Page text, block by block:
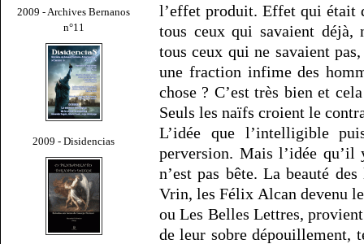
2009 - Archives Bernanos
n°11
2009 - Disidencias
l’effet produit. Effet qui était
tous ceux qui savaient déjà,
tous ceux qui ne savaient
une fraction infime des
chose ? C’est très bien et
Seuls les naïfs croient le
L’idée que l’intelligible
perversion. Mais l’idée
n’est pas bête. La beauté
Vrin, les Félix Alcan devenu
ou Les Belles Lettres,
de leur sobre dépouillement,